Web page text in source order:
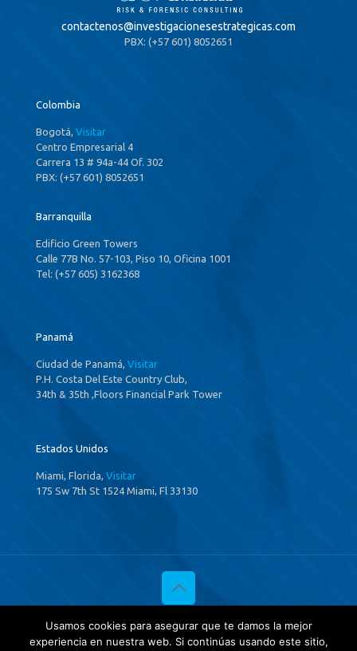
contactenos@investigacionesestrategicas.com
PBX: (+57 601) 8052651
Colombia
Bogotá, Visitar
Centro Empresarial 4
Carrera 13 # 94a-44 Of. 302
PBX: (+57 601) 8052651
Barranquilla
Edificio Green Towers
Calle 77B No. 57-103, Piso 10, Oficina 1001
Tel: (+57 605) 3162368
Panamá
Ciudad de Panamá, Visitar
P.H. Costa Del Este Country Club,
34th & 35th ,Floors Financial Park Tower
Estados Unidos
Miami, Florida, Visitar
175 Sw 7th St 1524 Miami, Fl 33130
© 2020 Investigaciones Estratégicas & Asociados. All Rights
Reserved
Usamos cookies para asegurar que te damos la mejor
experiencia en nuestra web. Si continúas usando este sitio,